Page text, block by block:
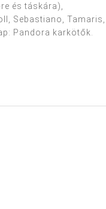
és táskára),
Sebastiano, Tamaris,
Pandora karkötők.